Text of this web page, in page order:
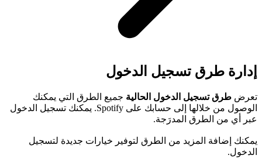
إدارة طرق تسجيل الدخول
تعرض طرق تسجيل الدخول الحالية جميع الطرق التي يمكنك
الوصول من خلالها إلى حسابك على Spotify. يمكنك تسجيل الدخول
عبر أي من الطرق المدرَجة.
يمكنك إضافة المزيد من الطرق لتوفير خيارات جديدة لتسجيل
الدخول.